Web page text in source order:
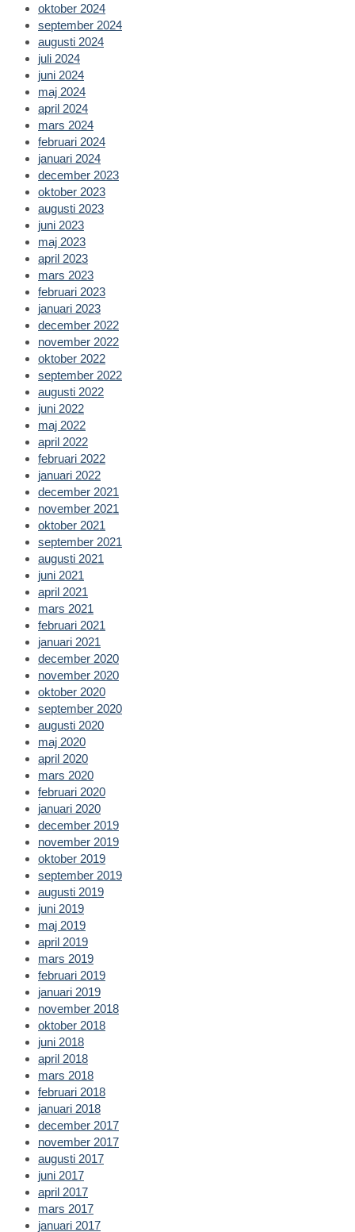
oktober 2024
september 2024
augusti 2024
juli 2024
juni 2024
maj 2024
april 2024
mars 2024
februari 2024
januari 2024
december 2023
oktober 2023
augusti 2023
juni 2023
maj 2023
april 2023
mars 2023
februari 2023
januari 2023
december 2022
november 2022
oktober 2022
september 2022
augusti 2022
juni 2022
maj 2022
april 2022
februari 2022
januari 2022
december 2021
november 2021
oktober 2021
september 2021
augusti 2021
juni 2021
april 2021
mars 2021
februari 2021
januari 2021
december 2020
november 2020
oktober 2020
september 2020
augusti 2020
maj 2020
april 2020
mars 2020
februari 2020
januari 2020
december 2019
november 2019
oktober 2019
september 2019
augusti 2019
juni 2019
maj 2019
april 2019
mars 2019
februari 2019
januari 2019
november 2018
oktober 2018
juni 2018
april 2018
mars 2018
februari 2018
januari 2018
december 2017
november 2017
augusti 2017
juni 2017
april 2017
mars 2017
januari 2017